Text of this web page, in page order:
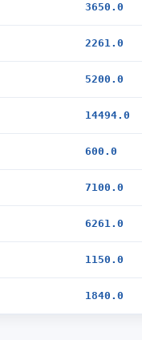
3650.0
2261.0
5200.0
14494.0
600.0
7100.0
6261.0
1150.0
1840.0